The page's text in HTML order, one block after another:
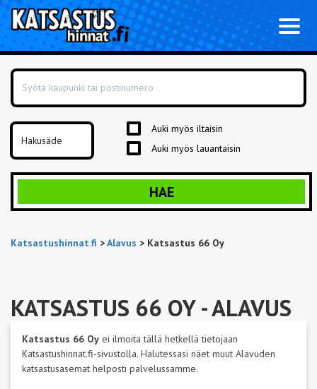
Auki myös iltaisin
Auki myös lauantaisin
HAE
Katsastushinnat.fi >Alavus > Katsastus 66 Oy
KATSASTUS 66 OY- ALAVUS
Katsastus 66 Oy ei ilmoita tällä hetkellä tietojaan
Katsastushinnat.fi-sivustolla. Halutessasi näet muut Alavuden
katsastusasemat helposti palvelussamme.